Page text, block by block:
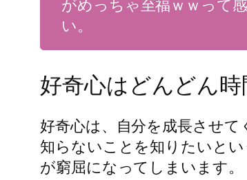
がめっちゃ至福ｗｗって
い。
好奇心はどんどん時
好奇心は、自分を成長させて
知らないことを知りたいと
が窮屈になってしまいます。